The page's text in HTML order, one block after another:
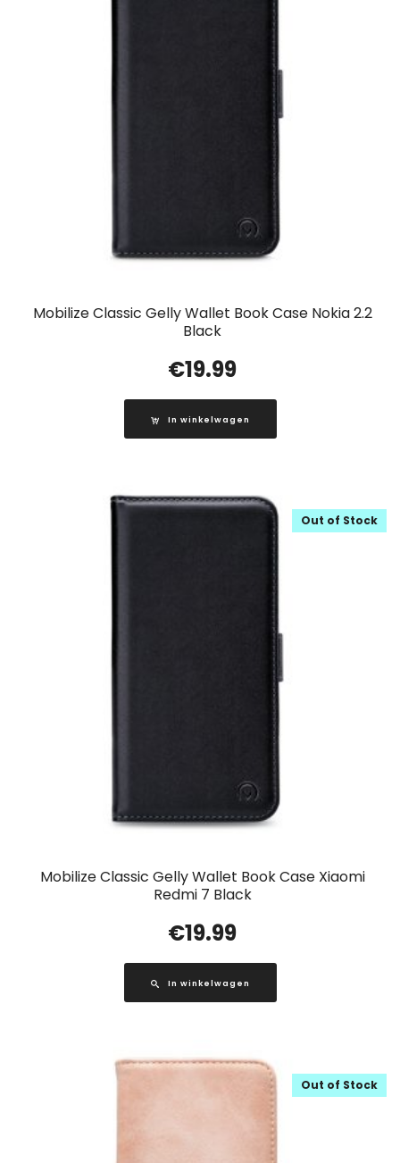
Mobilize Classic Gelly Wallet Book Case Nokia 2.2
Black
€19.99
In winkelwagen
Mobilize Classic Gelly Wallet Book Case Xiaomi
Redmi 7 Black
Out of Stock
€19.99
In winkelwagen
Out of Stock